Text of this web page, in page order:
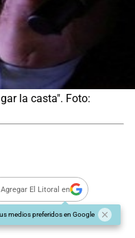
la casta". Foto:
El Litoral en
medios preferidos en Google